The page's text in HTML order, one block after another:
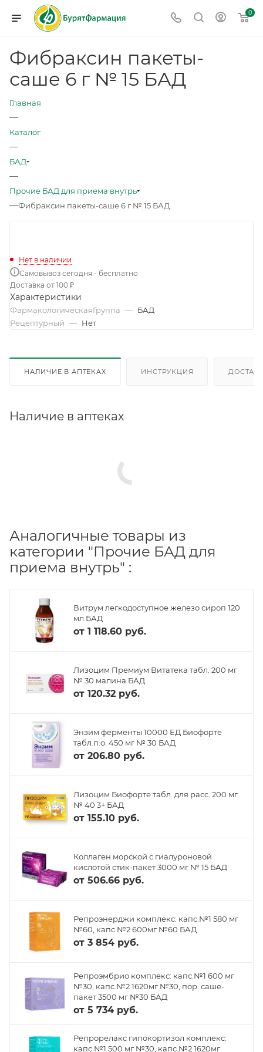
0
Фибраксин пакеты-
саше 6 г № 15 БАД
Главная
—
Каталог
—
БАД
—
Прочие БАД для приема внутрь
—Фибраксин пакеты-саше 6 г № 15 БАД
Нет в наличии
Самовывоз сегодня - бесплатно
Доставка от 100 ₽
Характеристики
ФармакологическаяГруппа — БАД
Рецептурный — Нет
НАЛИЧИЕ В АПТЕКАХ ИНСТРУКЦИЯ
Наличие в аптеках
Аналогичные товары из
категории "Прочие БАД для
приема внутрь" :
Витрум легкодоступное железо сироп 120
мл БАД
от 1 118.60 руб.
Лизоцим Премиум Витатека табл. 200 мг
№ 30 малина БАД
от 120.32 руб.
Энзим ферменты 10000 ЕД Биофорте
табл.п.о. 450 мг № 30 БАД
от 206.80 руб.
Лизоцим Биофорте табл. для расс. 200 мг
№ 40 3+ БАД
от 155.10 руб.
Коллаген морской с гиалуроновой
кислотой стик-пакет 3000 мг № 15 БАД
от 506.66 руб.
Репроэнерджи комплекс: капс.№1 580 мг
№60, капс.№2 600мг №60 БАД
от 3 854 руб.
Репроэмбрио комплекс: капс.№1 600 мг
№30, капс.№2 1620мг №30, пор. саше-
пакет 3500 мг №30 БАД
от 5 734 руб.
Репрорелакс гипокортизол комплекс:
капс.№1 500 мг №30, капс.№2 1620мг